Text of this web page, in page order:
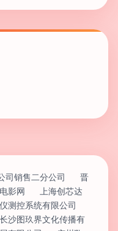
司销售二分公司
晋
影网
上海创芯达
测控系统有限公司
长沙图玖界文化传播有